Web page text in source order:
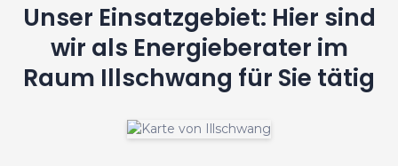
Unser Einsatzgebiet: Hier sind
wir als Energieberater im
Raum Illschwang für Sie tätig